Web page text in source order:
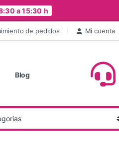
a 15:30 h
de pedidos Mi cuenta
Blog